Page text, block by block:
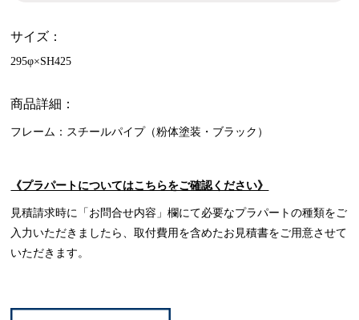
サイズ：
295φ×SH425
商品詳細：
フレーム：スチールパイプ（粉体塗装・ブラック）
《プラパートについてはこちらをご確認ください》
見積請求時に「お問合せ内容」欄にて必要なプラパートの種類をご
入力いただきましたら、取付費用を含めたお見積書をご用意させて
いただきます。